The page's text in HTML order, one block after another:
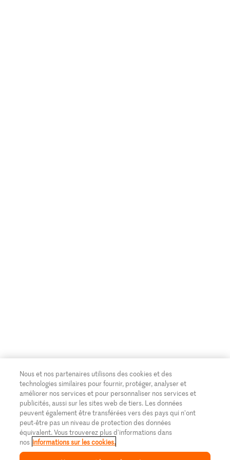
Nous et nos partenaires utilisons des cookies et des
technologies similaires pour fournir, protéger, analyser et
améliorer nos services et pour personnaliser nos services et
publicités, aussi sur les sites web de tiers. Les données
peuvent également être transférées vers des pays qui n'ont
peut-être pas un niveau de protection des données
équivalent. Vous trouverez plus d'informations dans
nos informations sur les cookies.